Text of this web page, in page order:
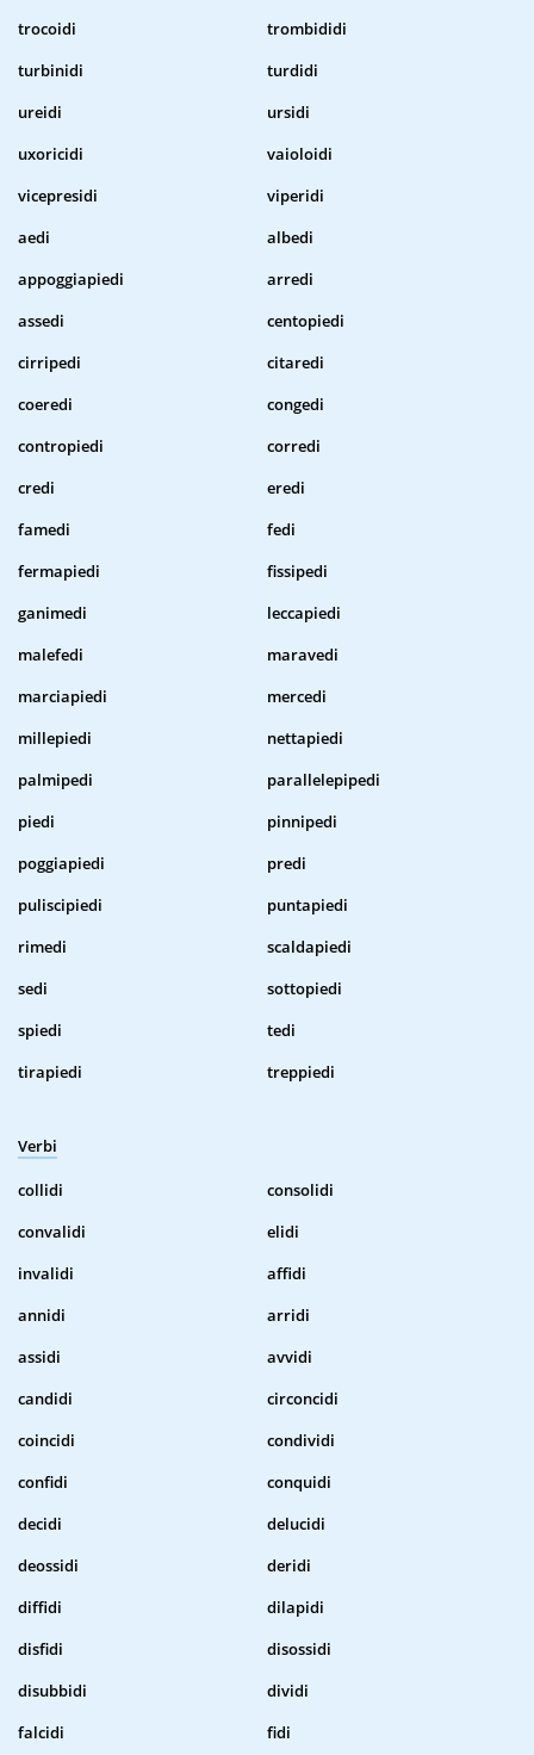
trocoidi
trombididi
turbinidi
turdidi
ureidi
ursidi
uxoricidi
vaioloidi
vicepresidi
viperidi
aedi
albedi
appoggiapiedi
arredi
assedi
centopiedi
cirripedi
citaredi
coeredi
congedi
contropiedi
corredi
credi
eredi
famedi
fedi
fermapiedi
fissipedi
ganimedi
leccapiedi
malefedi
maravedi
marciapiedi
mercedi
millepiedi
nettapiedi
palmipedi
parallelepipedi
piedi
pinnipedi
poggiapiedi
predi
puliscipiedi
puntapiedi
rimedi
scaldapiedi
sedi
sottopiedi
spiedi
tedi
tirapiedi
treppiedi
Verbi
collidi
consolidi
convalidi
elidi
invalidi
affidi
annidi
arridi
assidi
avvidi
candidi
circoncidi
coincidi
condividi
confidi
conquidi
decidi
delucidi
deossidi
deridi
diffidi
dilapidi
disfidi
disossidi
disubbidi
dividi
falcidi
fidi